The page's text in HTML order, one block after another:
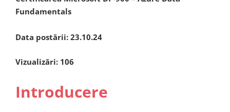
Fundamentals
Data postării: 23.10.24
Vizualizări: 106
Introducere